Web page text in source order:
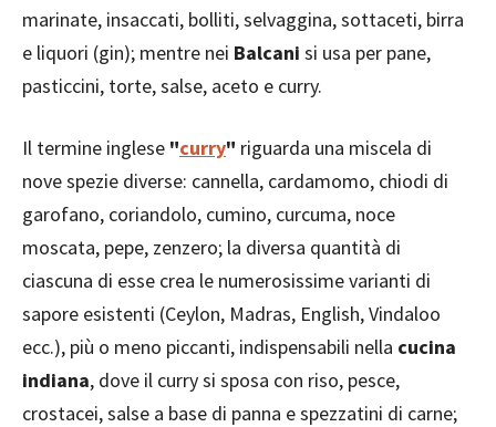
marinate, insaccati, bolliti, selvaggina, sottaceti, birra
e liquori (gin); mentre nei Balcani si usa per pane,
pasticcini, torte, salse, aceto e curry.
Il termine inglese "curry" riguarda una miscela di
nove spezie diverse: cannella, cardamomo, chiodi di
garofano, coriandolo, cumino, curcuma, noce
moscata, pepe, zenzero; la diversa quantità di
ciascuna di esse crea le numerosissime varianti di
sapore esistenti (Ceylon, Madras, English, Vindaloo
ecc.), più o meno piccanti, indispensabili nella cucina
indiana, dove il curry si sposa con riso, pesce,
crostacei, salse a base di panna e spezzatini di carne;